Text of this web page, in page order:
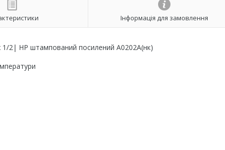
Інформація для замовлення
1/2| НР штампований посилений А0202А(нк)